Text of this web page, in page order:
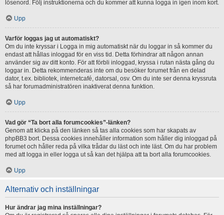
lösenord. Följ instruktionerna och du kommer att kunna logga in igen inom kort.
Upp
Varför loggas jag ut automatiskt?
Om du inte kryssar i Logga in mig automatiskt när du loggar in så kommer du
endast att hållas inloggad för en viss tid. Detta förhindrar att någon annan
använder sig av ditt konto. För att förbli inloggad, kryssa i rutan nästa gång du
loggar in. Detta rekommenderas inte om du besöker forumet från en delad
dator, t.ex. bibliotek, internetcafé, datorsal, osv. Om du inte ser denna kryssruta
så har forumadministratören inaktiverat denna funktion.
Upp
Vad gör “Ta bort alla forumcookies”-länken?
Genom att klicka på den länken så tas alla cookies som har skapats av
phpBB3 bort. Dessa cookies innehåller information som håller dig inloggad på
forumet och håller reda på vilka trådar du läst och inte läst. Om du har problem
med att logga in eller logga ut så kan det hjälpa att ta bort alla forumcookies.
Upp
Alternativ och inställningar
Hur ändrar jag mina inställningar?